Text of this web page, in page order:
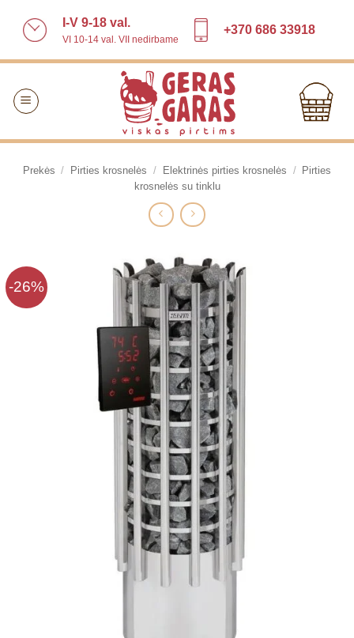
I-V 9-18 val.
VI 10-14 val. VII nedirbame
+370 686 33918
Prekės / Pirties krosnelės / Elektrinės pirties krosnelės /
Pirties
krosnelės su tinklu
-26%